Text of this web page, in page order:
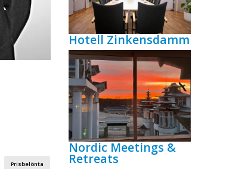
Prisbelönta
Hotell Zinkensdamm
Nordic Meetings &
Retreats